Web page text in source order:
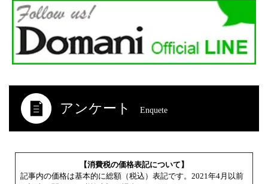
アンケート Enquete
【消費税の価格表記について】
記事内の価格は基本的に総額（税込）表記です。2021年4月以前